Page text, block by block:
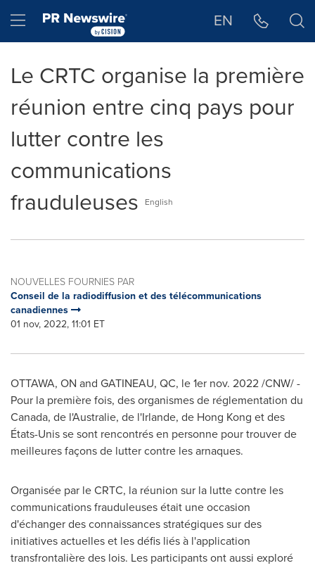
Hamburger menu EN
Le CRTC organise la première
réunion entre cinq pays pour
lutter contre les
communications
frauduleuses
English
NOUVELLES FOURNIES PAR
Conseil de la radiodiffusion et des télécommunications
canadiennes
01 nov, 2022, 11:01 ET
OTTAWA, ON and GATINEAU, QC, le 1er nov. 2022/CNW/ -
Pour la première fois, des organismes de réglementation du
Canada, de l'Australie, de l'Irlande, de Hong Kong et des
États-Unis se sont rencontrés en personne pour trouver de
meilleures façons de lutter contre les arnaques.
Organisée par le CRTC, la réunion sur la lutte contre les
communications frauduleuses était une occasion
d'échanger des connaissances stratégiques sur des
initiatives actuelles et les défis liés à l'application
transfrontalière des lois. Les participants ont aussi exploré